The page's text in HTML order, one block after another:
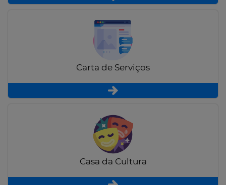
Carta de Serviços
Casa da Cultura